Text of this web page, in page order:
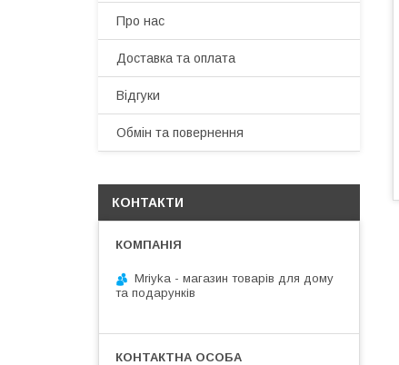
Про нас
Доставка та оплата
Відгуки
Обмін та повернення
КОНТАКТИ
Mriyka - магазин товарів для дому
та подарунків